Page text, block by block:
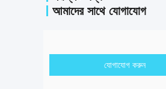
আমাদের সাথে যোগাযোগ
যোগাযোগ করুন